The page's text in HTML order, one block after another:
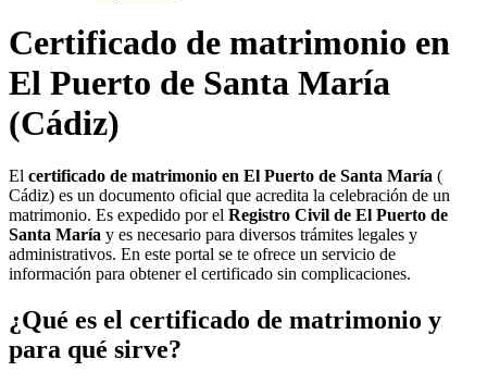
Certificado de matrimonio en
El Puerto de Santa María
(Cádiz)
El certificado de matrimonio en El Puerto de Santa María (
Cádiz) es un documento oficial que acredita la celebración de un
matrimonio. Es expedido por el Registro Civil de El Puerto de
Santa María y es necesario para diversos trámites legales y
administrativos. En este portal se te ofrece un servicio de
información para obtener el certificado sin complicaciones.
¿Qué es el certificado de matrimonio y
para qué sirve?